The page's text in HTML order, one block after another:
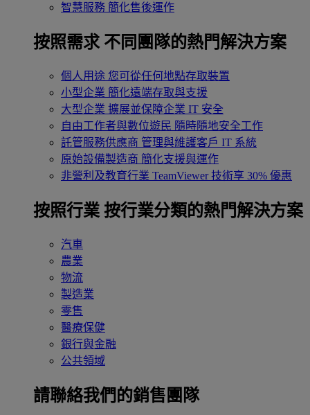
智慧服務 簡化售後運作
按照需求 不同團隊的熱門解決方案
個人用途 您可從任何地點存取裝置
小型企業 簡化遠端存取與支援
大型企業 擴展並保障企業 IT 安全
自由工作者與數位遊民 隨時隨地安全工作
託管服務供應商 管理與維護客戶 IT 系統
原始設備製造商 簡化支援與運作
非營利及教育行業 TeamViewer 技術享 30% 優惠
按照行業 按行業分類的熱門解決方案
汽車
農業
物流
製造業
零售
醫療保健
銀行與金融
公共領域
請聯絡我們的銷售團隊